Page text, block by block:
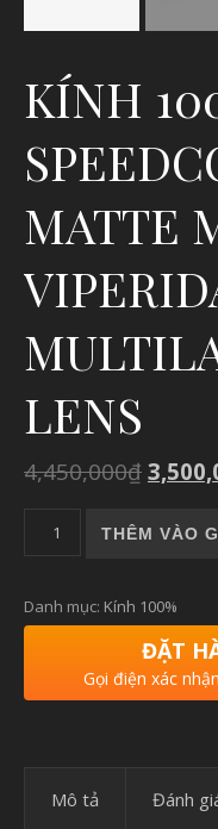
KÍNH
MATTE
LENS
4,450,000₫
KÍNH 100%THÊM VÀO
Danh mục: Kính 100%
ĐẶT
Gọi điện xác
Mô tả Đánh